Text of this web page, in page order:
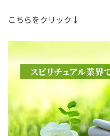
こちらをクリック↓